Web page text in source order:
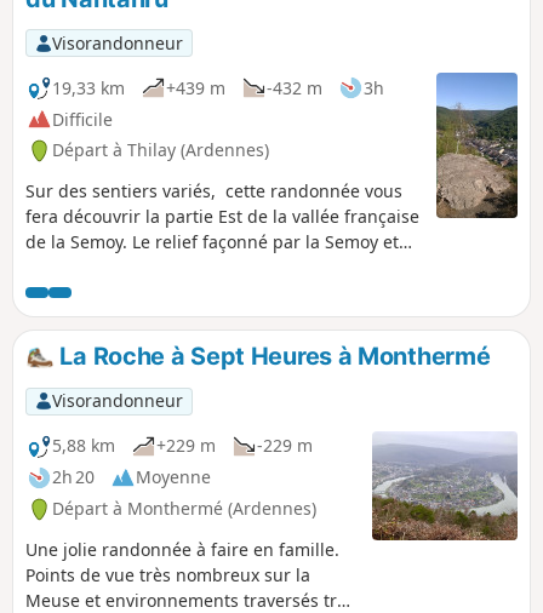
sur la vallée de la Semoy sont au
programme de cette randonnée.
Visorandonneur
19,33 km
+439 m -432 m
3h
Difficile
Départ à Thilay (Ardennes)
Sur des sentiers variés, cette randonnée vous
fera découvrir la partie Est de la vallée française
de la Semoy. Le relief façonné par la Semoy et
essences, sont tout à fait remarquables.
La Roche à Sept Heures à Monthermé
Visorandonneur
5,88 km
+229 m
-229 m
2h 20
Moyenne
Départ à Monthermé (Ardennes)
Une jolie randonnée à faire en famille.
Points de vue très nombreux sur la
Meuse et environnements traversés très